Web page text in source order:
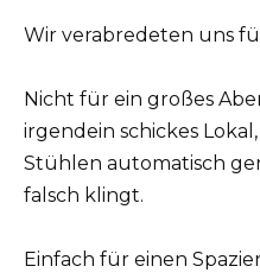
Wir verabredeten uns
Nicht für ein großes
irgendein schickes
Stühlen automatisch
falsch klingt.
Einfach für einen